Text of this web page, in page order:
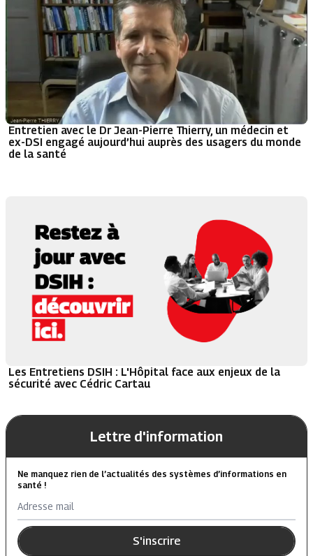
Entretien avec le Dr Jean-Pierre Thierry, un médecin et
ex-DSI engagé aujourd’hui auprès des usagers du monde
de la santé
Les Entretiens DSIH : L'Hôpital face aux enjeux de la
sécurité avec Cédric Cartau
Lettre d'information
Ne manquez rien de l’actualités des systèmes d’informations en
santé !
Adresse mail
S'inscrire